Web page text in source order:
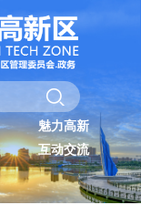
魅力高新
互动交流